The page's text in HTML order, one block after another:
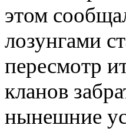
этом
лозунгами
пересмотр
кланов
нынешние